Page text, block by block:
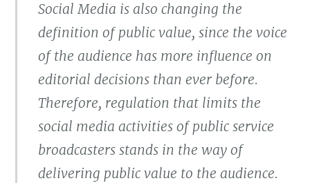
Social Media is also changing the
definition of public value, since the voice
of the audience has more influence on
editorial decisions than ever before.
Therefore, regulation that limits the
social media activities of public service
broadcasters stands in the way of
delivering public value to the audience.